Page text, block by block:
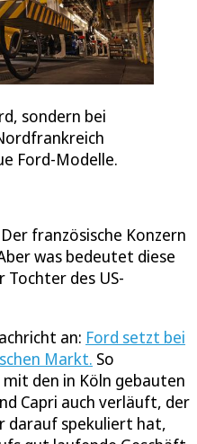
sondern bei
Ford-Modelle.
französische Konzern
was bedeutet diese
des US-
an: Ford setzt bei
Markt. So
den in Köln gebauten
Capri auch verläuft, der
darauf spekuliert hat,